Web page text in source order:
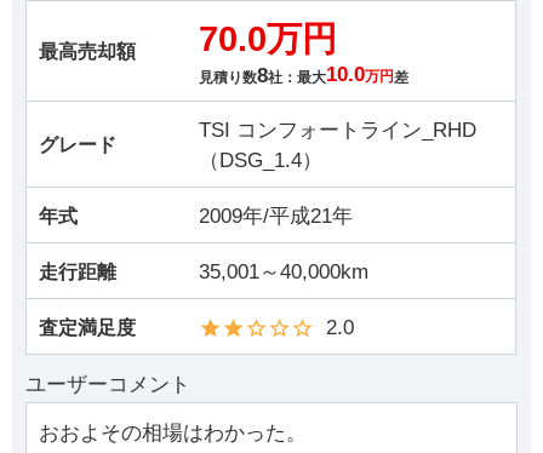
最高売却額 70.0万円
見積り数8社：最大10.0万円 差
グレード
TSI コンフォートライン_RHD
（DSG_1.4）
年式 2009年/平成21年
走行距離 35,001～40,000km
査定満足度 2.0
ユーザーコメント
おおよその相場はわかった。